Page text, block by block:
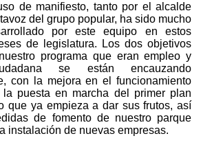
de manifiesto, tanto por el alcalde
del grupo popular, ha sido mucho
por este equipo en estos
de legislatura. Los dos objetivos
programa que eran empleo y
se están encauzando
con la mejora en el funcionamiento
puesta en marcha del primer plan
que ya empieza a dar sus frutos, así
de fomento de nuestro parque
instalación de nuevas empresas.